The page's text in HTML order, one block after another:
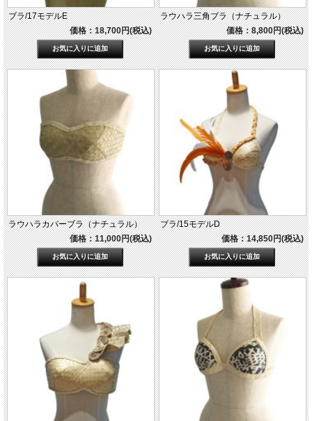
ブラ/17モデルE
価格：18,700円(税込)
ラウハラ三角ブラ（ナチュラル）
価格：8,800円(税込)
ラウハラカバーブラ（ナチュラル）
価格：11,000円(税込)
ブラ/15モデルD
価格：14,850円(税込)